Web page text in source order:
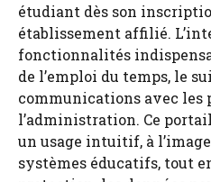
étudiant dès son
établissement affilié.
fonctionnalités
de l’emploi du temps, le
communications avec les
l’administration. Ce
un usage intuitif, à
systèmes éducatifs, tout